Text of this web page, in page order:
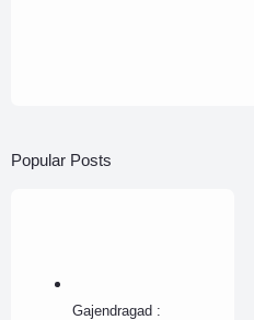
Popular Posts
Gajendragad :